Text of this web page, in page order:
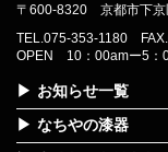
〒600-8320 京都市下京
TEL.075-353-1180
OPEN 10：00amー5：
お知らせ一覧
なちやの漆器